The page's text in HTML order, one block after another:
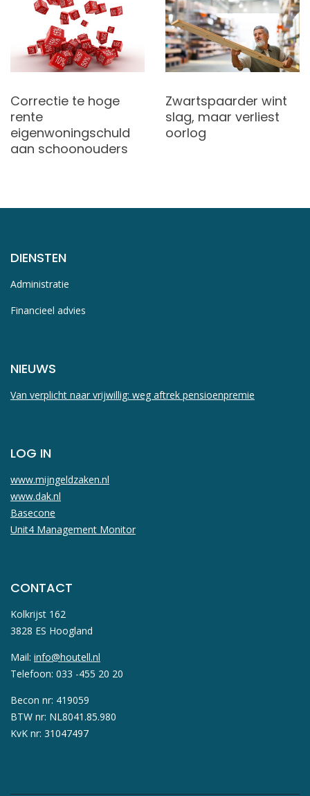
Correctie te hoge
rente
eigenwoningschuld
aan schoonouders
Zwartspaarder wint
slag, maar verliest
oorlog
DIENSTEN
Administratie
Financieel advies
NIEUWS
Van verplicht naar vrijwillig: weg aftrek pensioenpremie
LOG IN
www.mijngeldzaken.nl
www.dak.nl
Basecone
Unit4 Management Monitor
CONTACT
Kolkrijst 162
3828 ES Hoogland
Mail: info@houtell.nl
Telefoon: 033 -455 20 20
Becon nr: 419059
BTW nr: NL8041.85.980
KvK nr: 31047497